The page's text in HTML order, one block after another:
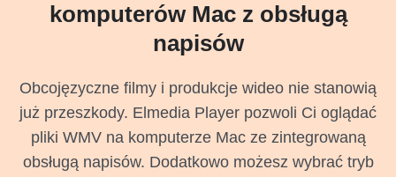
komputerów Mac z obsługą
napisów
Obcojęzyczne filmy i produkcje wideo nie stanowią
już przeszkody. Elmedia Player pozwoli Ci oglądać
pliki WMV na komputerze Mac ze zintegrowaną
obsługą napisów. Dodatkowo możesz wybrać tryb